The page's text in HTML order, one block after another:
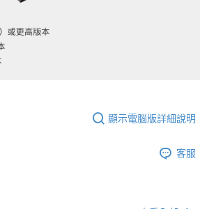
顯示電腦版詳細說明
客服